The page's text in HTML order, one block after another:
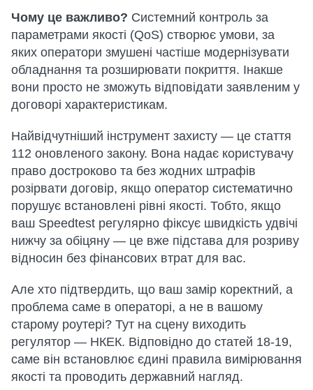
Чому це важливо? Системний контроль за
параметрами якості (QoS) створює умови, за
яких оператори змушені частіше модернізувати
обладнання та розширювати покриття. Інакше
вони просто не зможуть відповідати заявленим у
договорі характеристикам.
Найвідчутніший інструмент захисту — це стаття
112 оновленого закону. Вона надає користувачу
право достроково та без жодних штрафів
розірвати договір, якщо оператор систематично
порушує встановлені рівні якості. Тобто, якщо
ваш Speedtest регулярно фіксує швидкість удвічі
нижчу за обіцяну — це вже підстава для розриву
відносин без фінансових втрат для вас.
Але хто підтвердить, що ваш замір коректний, а
проблема саме в операторі, а не в вашому
старому роутері? Тут на сцену виходить
регулятор — НКЕК. Відповідно до статей 18-19,
саме він встановлює єдині правила вимірювання
якості та проводить державний нагляд.